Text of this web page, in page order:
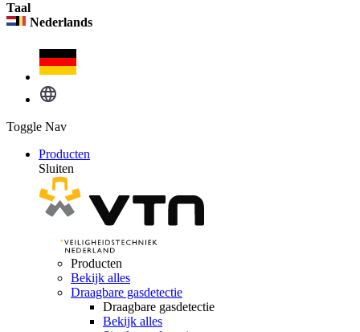
Taal
Nederlands
Toggle Nav
Producten
Sluiten
Producten
Bekijk alles
Draagbare gasdetectie
Draagbare gasdetectie
Bekijk alles